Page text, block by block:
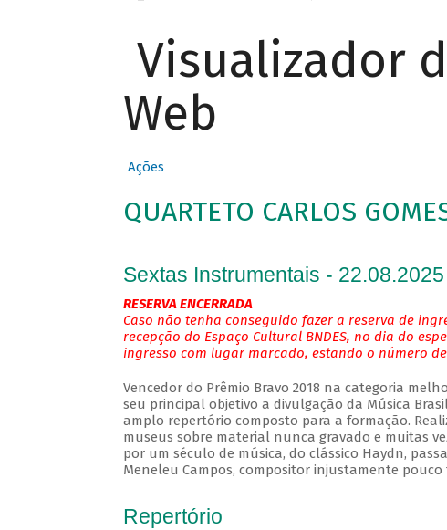
Visualizador
Web
Ações
QUARTETO CARLOS
Sextas Instrumentais -
RESERVA ENCERRADA
Caso não tenha conseguido fazer a reserva de
recepção do Espaço Cultural BNDES, no dia do
ingresso com lugar marcado, estando o número
Vencedor do Prêmio Bravo 2018 na categoria
seu principal objetivo a divulgação da Música
amplo repertório composto para a formação.
museus sobre material nunca gravado e muitas
por um século de música, do clássico Haydn,
Meneleu Campos, compositor injustamente
Repertório